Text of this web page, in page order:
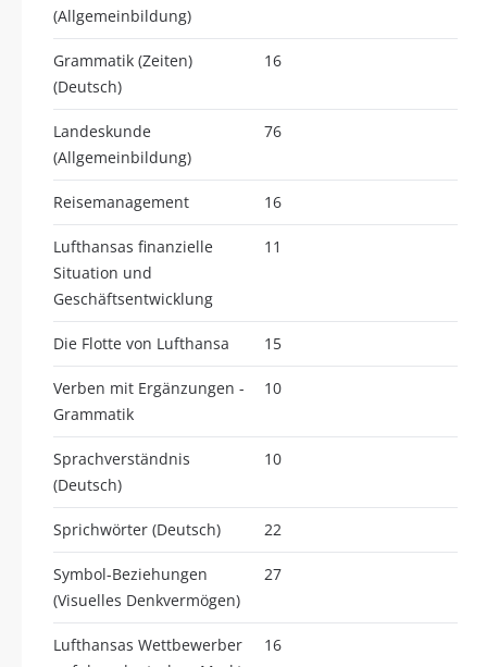
(Allgemeinbildung)
Grammatik (Zeiten)
(Deutsch)
16
Landeskunde
(Allgemeinbildung)
76
Reisemanagement 16
Lufthansas finanzielle
Situation und
Geschäftsentwicklung
11
Die Flotte von Lufthansa 15
Verben mit Ergänzungen -
Grammatik
10
Sprachverständnis
(Deutsch)
10
Sprichwörter (Deutsch) 22
Symbol-Beziehungen
(Visuelles Denkvermögen)
27
Lufthansas Wettbewerber
16